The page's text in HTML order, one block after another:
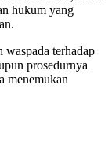
hukum yang
waspada terhadap
prosedurnya
menemukan